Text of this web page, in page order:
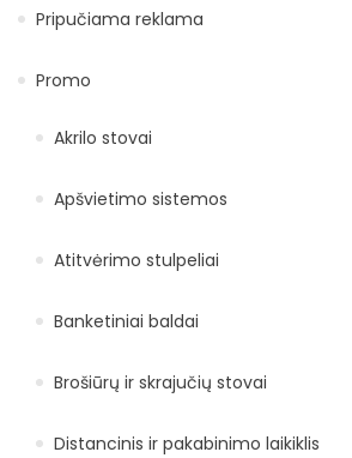
Pripučiama reklama
Promo
Akrilo stovai
Apšvietimo sistemos
Atitvėrimo stulpeliai
Banketiniai baldai
Brošiūrų ir skrajučių stovai
Distancinis ir pakabinimo laikiklis